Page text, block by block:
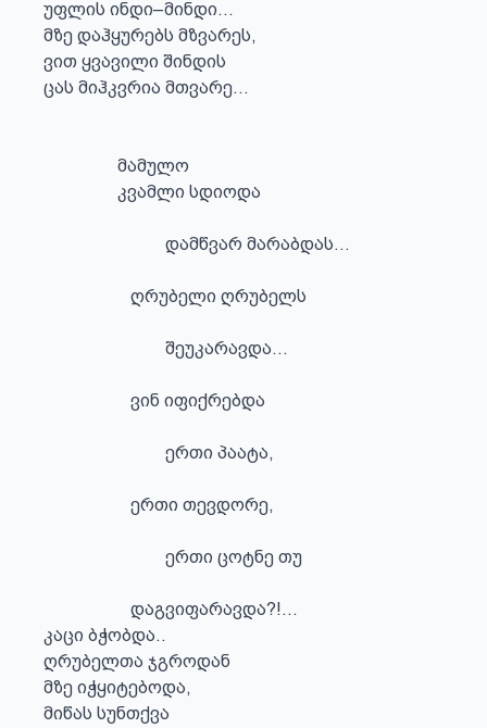
უფლის ინდი–მინდი...
მზე დაჰყურებს მზვარეს,
ვით ყვავილი შინდის
ცას მიჰკვრია მთვარე...
კაცი ბჭობდა..
ღრუბელთა ჯგროდან
მზე იჭყიტებოდა,
მიწას სუნთქვა